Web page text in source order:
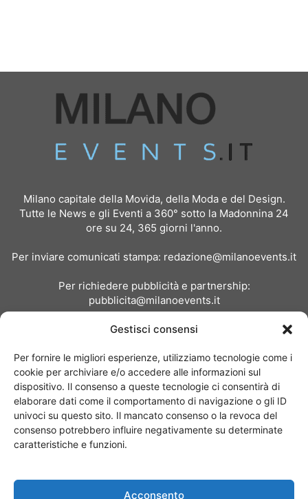
Gestisci consensi
Per fornire le migliori esperienze, utilizziamo tecnologie come i
cookie per archiviare e/o accedere alle informazioni sul
dispositivo. Il consenso a queste tecnologie ci consentirà di
elaborare dati come il comportamento di navigazione o gli ID
univoci su questo sito. Il mancato consenso o la revoca del
consenso potrebbero influire negativamente su determinate
caratteristiche e funzioni.
Acconsento
Milano capitale della Movida, della Moda e del Design.
Tutte le News e gli Eventi a 360° sotto la Madonnina 24
ore su 24, 365 giorni l'anno.
Per inviare comunicati stampa: redazione@milanoevents.it
Per richiedere pubblicità e partnership:
pubblicita@milanoevents.it
Chi siamo I Nostri Clienti